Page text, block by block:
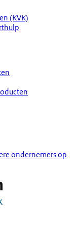
(KVK)
ondernemers op